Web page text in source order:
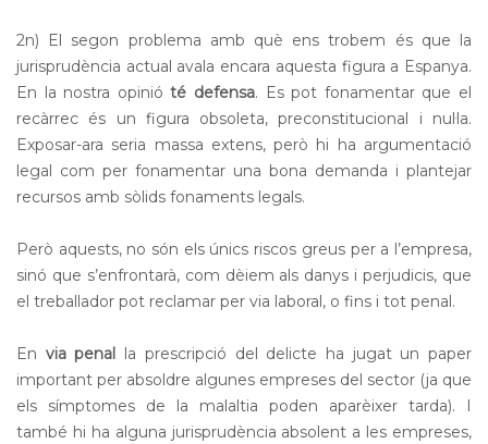
2n) El segon problema amb què ens trobem és que la
jurisprudència actual avala encara aquesta figura a Espanya.
En la nostra opinióté defensa. Es pot fonamentar que el
recàrrec és un figura obsoleta, preconstitucional i nul·la.
Exposar-ara seria massa extens, però hi ha argumentació
legal com per fonamentar una bona demanda i plantejar
recursos amb sòlids fonaments legals.
Però aquests, no són els únics riscos greus per a l’empresa,
sinó que s’enfrontarà, com dèiem als danys i perjudicis, que
el treballador pot reclamar per via laboral, o fins i tot penal.
En via penal
la prescripció del delicte ha jugat un paper
important per absoldre algunes empreses del sector (ja que
els símptomes de la malaltia poden aparèixer tarda). I
també hi ha alguna jurisprudència absolent a les empreses,